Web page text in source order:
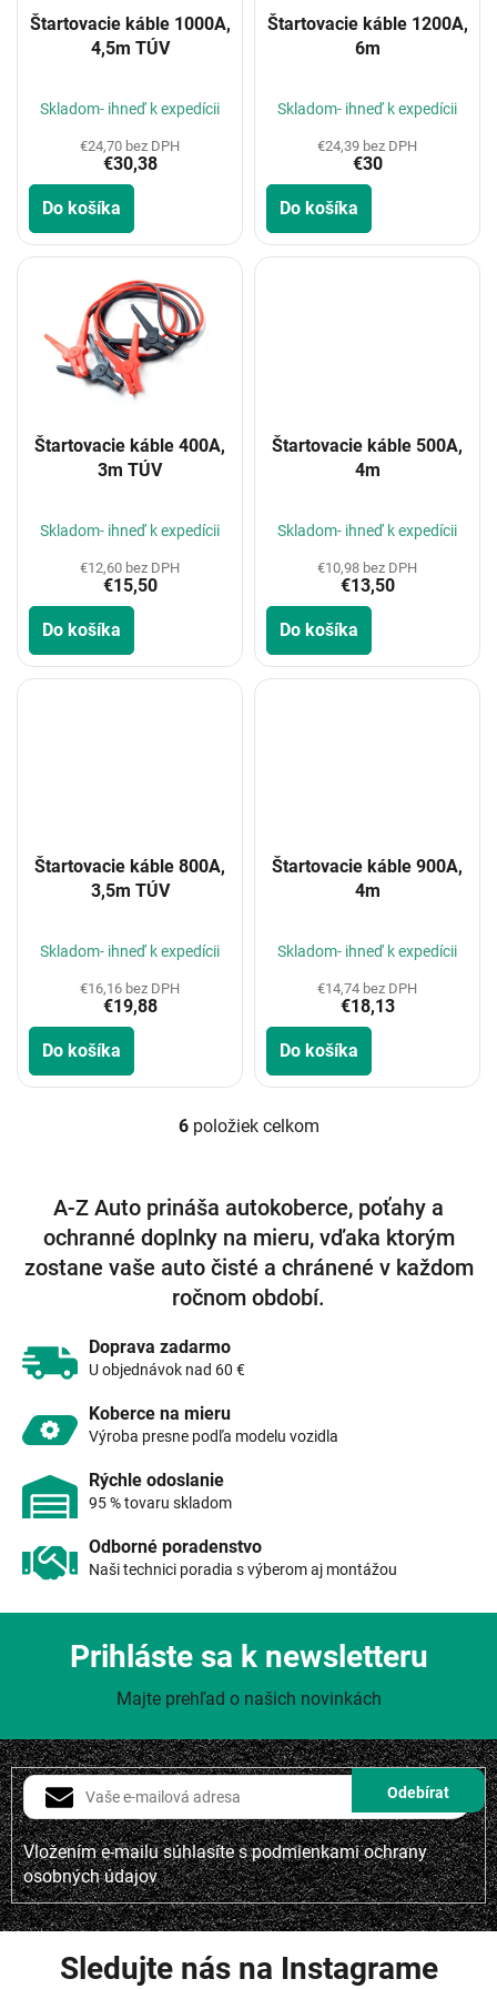
Štartovacie káble 1000A,
4,5m TÚV
Skladom- ihneď k expedícii
€24,70 bez DPH
€30,38
Do košíka
Štartovacie káble 1200A,
6m
Skladom- ihneď k expedícii
€24,39 bez DPH
€30
Do košíka
Štartovacie káble 400A,
3m TÚV
Skladom- ihneď k expedícii
€12,60 bez DPH
€15,50
Do košíka
Štartovacie káble 500A,
4m
Skladom- ihneď k expedícii
€10,98 bez DPH
€13,50
Do košíka
Štartovacie káble 800A,
3,5m TÚV
Skladom- ihneď k expedícii
€16,16 bez DPH
€19,88
Do košíka
Štartovacie káble 900A,
4m
Skladom- ihneď k expedícii
€14,74 bez DPH
€18,13
Do košíka
O
á
d
a
c
e
v
6položiek celkom
A-Z Auto prináša autokoberce, poťahy a
ochranné doplnky na mieru, vďaka ktorým
zostane vaše auto čisté a chránené v každom
ročnom období.
Doprava zadarmo
U objednávok nad 60 €
Koberce na mieru
Výroba presne podľa modelu vozidla
Rýchle odoslanie
95 % tovaru skladom
Odborné poradenstvo
Naši technici poradia s výberom aj montážou
Vložením e-mailu súhlasíte spodmienkami ochrany
osobných údajov
Prihláste sa k newsletteru
Majte prehľad o našich novinkách
Sledujte nás na Instagrame